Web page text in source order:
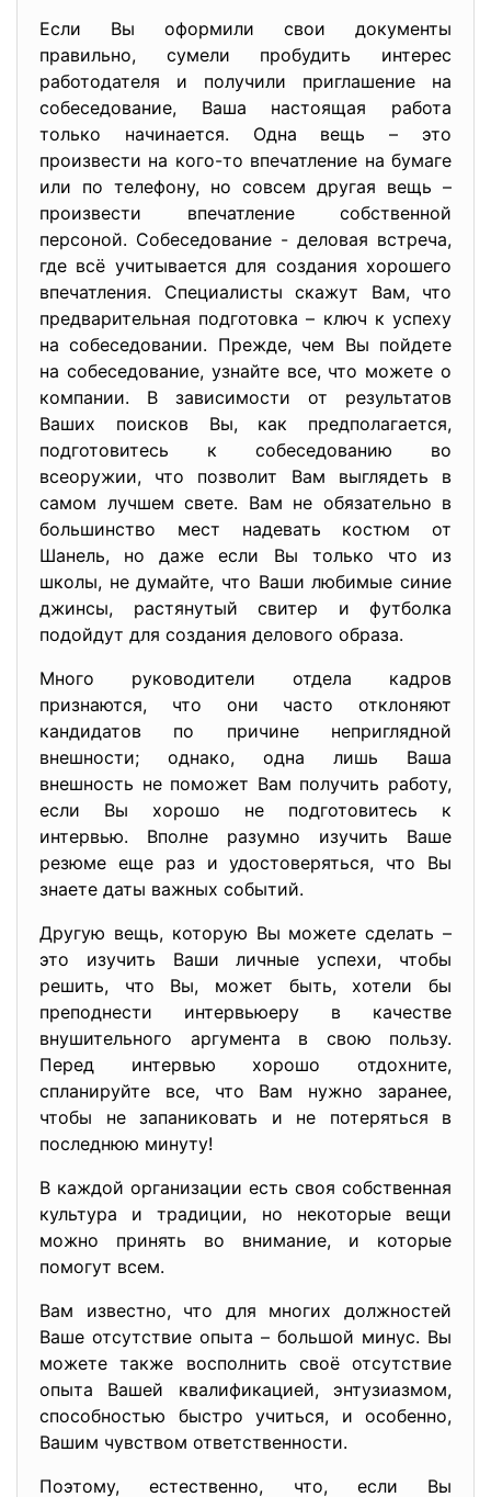
Если Вы оформили свои документы
правильно, сумели пробудить интерес
работодателя и получили приглашение на
собеседование, Ваша настоящая работа
только начинается. Одна вещь – это
произвести на кого-то впечатление на бумаге
или по телефону, но совсем другая вещь –
произвести впечатление собственной
персоной. Собеседование - деловая встреча,
где всё учитывается для создания хорошего
впечатления. Специалисты скажут Вам, что
предварительная подготовка – ключ к успеху
на собеседовании. Прежде, чем Вы пойдете
на собеседование, узнайте все, что можете о
компании. В зависимости от результатов
Ваших поисков Вы, как предполагается,
подготовитесь к собеседованию во
всеоружии, что позволит Вам выглядеть в
самом лучшем свете. Вам не обязательно в
большинство мест надевать костюм от
Шанель, но даже если Вы только что из
школы, не думайте, что Ваши любимые синие
джинсы, растянутый свитер и футболка
подойдут для создания делового образа.
Много руководители отдела кадров
признаются, что они часто отклоняют
кандидатов по причине неприглядной
внешности; однако, одна лишь Ваша
внешность не поможет Вам получить работу,
если Вы хорошо не подготовитесь к
интервью. Вполне разумно изучить Ваше
резюме еще раз и удостоверяться, что Вы
знаете даты важных событий.
Другую вещь, которую Вы можете сделать –
это изучить Ваши личные успехи, чтобы
решить, что Вы, может быть, хотели бы
преподнести интервьюеру в качестве
внушительного аргумента в свою пользу.
Перед интервью хорошо отдохните,
спланируйте все, что Вам нужно заранее,
чтобы не запаниковать и не потеряться в
последнюю минуту!
В каждой организации есть своя собственная
культура и традиции, но некоторые вещи
можно принять во внимание, и которые
помогут всем.
Вам известно, что для многих должностей
Ваше отсутствие опыта – большой минус. Вы
можете также восполнить своё отсутствие
опыта Вашей квалификацией, энтузиазмом,
способностью быстро учиться, и особенно,
Вашим чувством ответственности.
Поэтому, естественно, что, если Вы